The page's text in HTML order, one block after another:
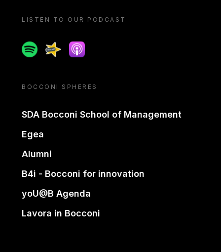
LISTEN TO OUR PODCAST
SpotifySpreakerApple podcast
BOCCONI SPHERES
SDA Bocconi School of Management
Egea
Alumni
B4i - Bocconi for innovation
yoU@B Agenda
Lavora in Bocconi